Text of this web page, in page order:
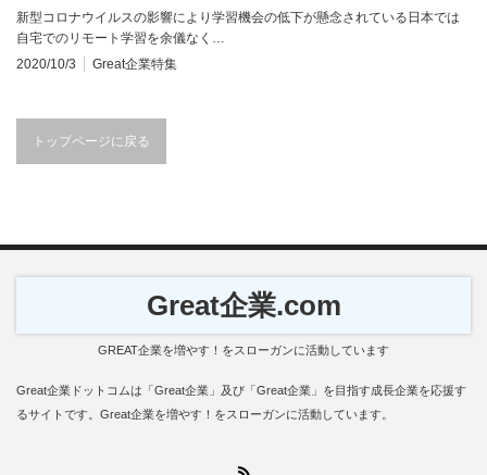
新型コロナウイルスの影響により学習機会の低下が懸念されている日本では
自宅でのリモート学習を余儀なく…
2020/10/3
Great企業特集
トップページに戻る
Great企業.com
GREAT企業を増やす！をスローガンに活動しています
Great企業ドットコムは「Great企業」及び「Great企業」を目指す成長企業を応援す
るサイトです。Great企業を増やす！をスローガンに活動しています。